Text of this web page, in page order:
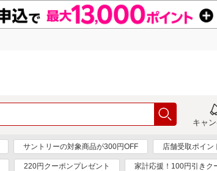
キャ
サントリーの対象商品が300円OFF 店舗受取ポイン
220円クーポンプレゼント 家計応援！100円引きク